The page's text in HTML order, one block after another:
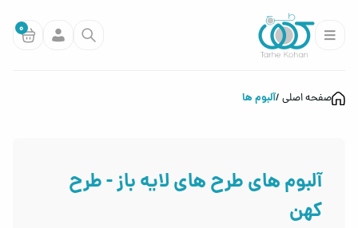
0
صفحه اصلی آلبوم ها
آلبوم های طرح های لایه باز - طرح
کهن